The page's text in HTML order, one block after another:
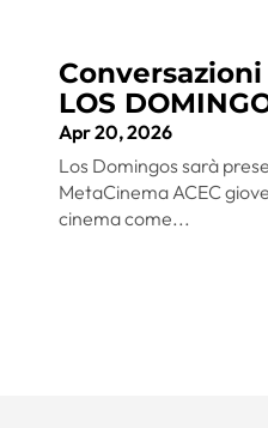
LOS
Apr 20, 2026
Los Domingos sarà
MetaCinema ACEC
cinema come...